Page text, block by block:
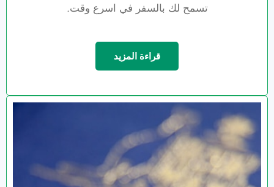
تسمح لك بالسفر في اسرع وقت.
قراءة المزيد